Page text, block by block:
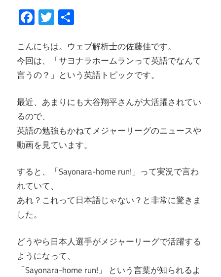
Facebook
Twitter
こんにちは。ウェブ解析士の佐藤佳です。
今回は、「サヨナラホームランって英語でなんて
言うの？」という英語トピックです。
最近、あまりにも大谷翔平さんが大活躍されてい
るので、
英語の勉強もかねてメジャーリーグのニュースや
動画を見ています。
すると、「Sayonara-home run!」って実況で言わ
れていて、
あれ？これって日本語じゃない？と非常に驚きま
した。
どうやら日本人選手がメジャーリーグで活躍する
ようになって、
「Sayonara-home run!」 という言葉が知られるよ